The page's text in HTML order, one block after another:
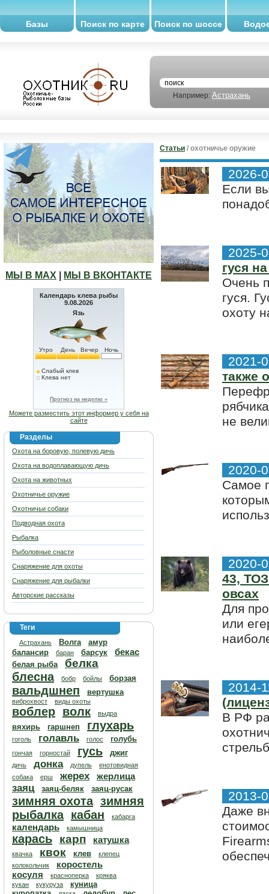
Базы Поиск по карте Поиск по шоссе
Например: Астрахань
МЫ В МАХ МЫ В ВКОНТАКТЕ
Календарь клева рыбы
9.08.2026
Язь
Утро День Вечер Ночь
Слабый клев
Клева нет
Прогноз на неделю »
Можете разместить этот информер у себя на
сайте
Разделы
Охота на боровую, полевую дичь
Охота на водоплавающую дичь
Охота на животных
Охотничье оружие
Охотничьи собаки
Подводная охота
Рыбалка
Рыболовные снасти
Снаряжение для охоты
Снаряжение для рыбалки
Авторские рассказы
Теги
Астрахань Волга
амур
балансир
баран барсук бекас
белая рыба белка
блесна бобр бойлы борзая
вальдшнеп вертушка
виброхвост виды охоты
воблер волк выдра
вяхирь гаршнеп глухарь
гоголь голавль голос голубь
гончая горностай гусь джиг
дичь донка дупель
енотовидная
собака
ерш жерех жерлица
заяц заяц-беляк заяц-русак
зимняя охота зимняя
рыбалка кабан кабарга
календарь камышница
карась карп катушка
квачка квок клев
клепец
колокольчик
коростель
косуля
красноперка
кряква
кукан
кукуруза
куница
Статьи / охотничье оружие
2026-
Если
2025-
гуся
Очень
гуся.
охоту
2021-
также
не
2020-
Самое
2020-
43,
овсах
Для
или
2014-
В РФ
2013-
Даже